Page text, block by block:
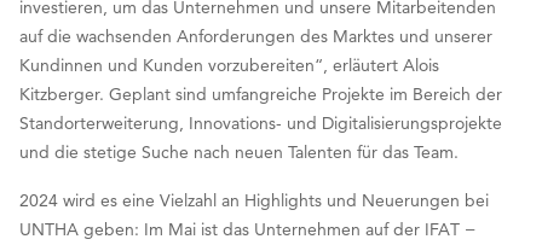
investieren, um das Unternehmen und unsere Mitarbeitenden
auf die wachsenden Anforderungen des Marktes und unserer
Kundinnen und Kunden vorzubereiten“, erläutert Alois
Kitzberger. Geplant sind umfangreiche Projekte im Bereich der
Standorterweiterung, Innovations- und Digitalisierungsprojekte
und die stetige Suche nach neuen Talenten für das Team.
2024 wird es eine Vielzahl an Highlights und Neuerungen bei
UNTHA geben: Im Mai ist das Unternehmen auf der IFAT −